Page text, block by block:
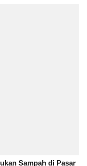
Sampah di Pasar